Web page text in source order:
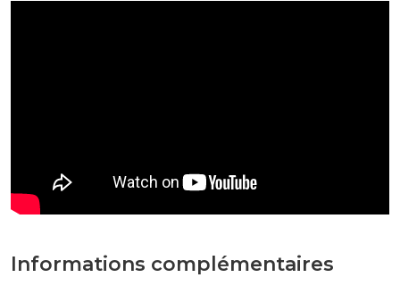
Informations complémentaires